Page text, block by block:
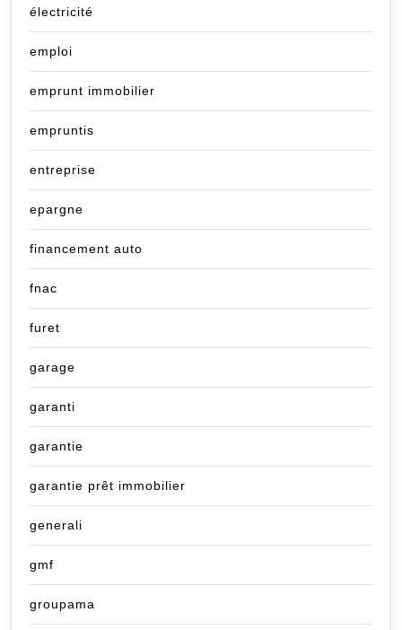
électricité
emploi
emprunt immobilier
empruntis
entreprise
epargne
financement auto
fnac
furet
garage
garanti
garantie
garantie prêt immobilier
generali
gmf
groupama